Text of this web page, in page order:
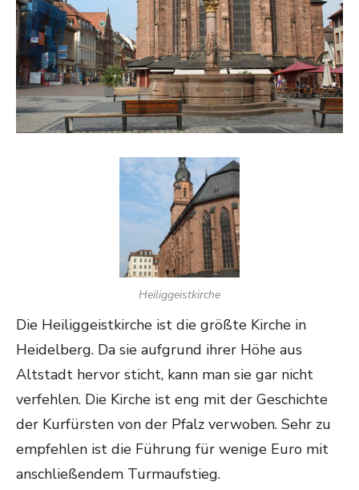
Heiliggeistkirche
Die Heiliggeistkirche ist die größte Kirche in
Heidelberg. Da sie aufgrund ihrer Höhe aus
Altstadt hervor sticht, kann man sie gar nicht
verfehlen. Die Kirche ist eng mit der Geschichte
der Kurfürsten von der Pfalz verwoben. Sehr zu
empfehlen ist die Führung für wenige Euro mit
anschließendem Turmaufstieg.